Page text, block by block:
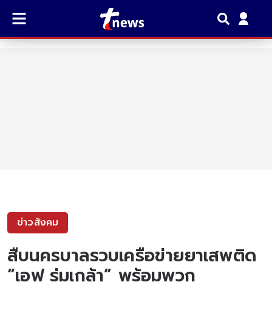
ข่าวสังคม
สืบนครบาลรวบเครือข่ายยาเสพติด
“เอฟ ร่มเกล้า” พร้อมพวก